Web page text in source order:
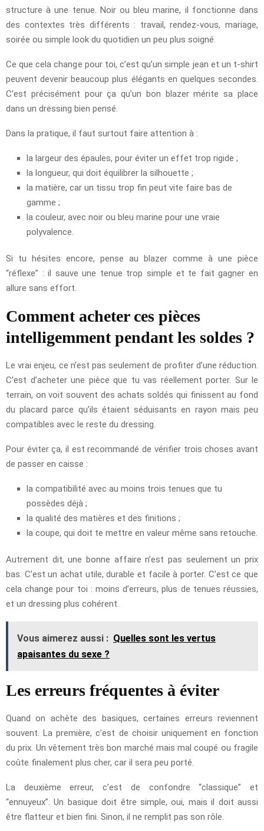
structure à une tenue. Noir ou bleu marine, il fonctionne dans
des contextes très différents : travail, rendez-vous, mariage,
soirée ou simple look du quotidien un peu plus soigné.
Ce que cela change pour toi, c’est qu’un simple jean et un t-shirt
peuvent devenir beaucoup plus élégants en quelques secondes.
C’est précisément pour ça qu’un bon blazer mérite sa place
dans un dressing bien pensé.
Dans la pratique, il faut surtout faire attention à :
la largeur des épaules, pour éviter un effet trop rigide ;
la longueur, qui doit équilibrer la silhouette ;
la matière, car un tissu trop fin peut vite faire bas de
gamme ;
la couleur, avec noir ou bleu marine pour une vraie
polyvalence.
Si tu hésites encore, pense au blazer comme à une pièce
“réflexe” : il sauve une tenue trop simple et te fait gagner en
allure sans effort.
Comment acheter ces pièces
intelligemment pendant les soldes ?
Le vrai enjeu, ce n’est pas seulement de profiter d’une réduction.
C’est d’acheter une pièce que tu vas réellement porter. Sur le
terrain, on voit souvent des achats soldés qui finissent au fond
du placard parce qu’ils étaient séduisants en rayon mais peu
compatibles avec le reste du dressing.
Pour éviter ça, il est recommandé de vérifier trois choses avant
de passer en caisse :
la compatibilité avec au moins trois tenues que tu
possèdes déjà ;
la qualité des matières et des finitions ;
la coupe, qui doit te mettre en valeur même sans retouche.
Autrement dit, une bonne affaire n’est pas seulement un prix
bas. C’est un achat utile, durable et facile à porter. C’est ce que
cela change pour toi : moins d’erreurs, plus de tenues réussies,
et un dressing plus cohérent.
Vous aimerez aussi : Quelles sont les vertus
apaisantes du sexe ?
Les erreurs fréquentes à éviter
Quand on achète des basiques, certaines erreurs reviennent
souvent. La première, c’est de choisir uniquement en fonction
du prix. Un vêtement très bon marché mais mal coupé ou fragile
coûte finalement plus cher, car il sera peu porté.
La deuxième erreur, c’est de confondre “classique” et
“ennuyeux”. Un basique doit être simple, oui, mais il doit aussi
être flatteur et bien fini. Sinon, il ne remplit pas son rôle.